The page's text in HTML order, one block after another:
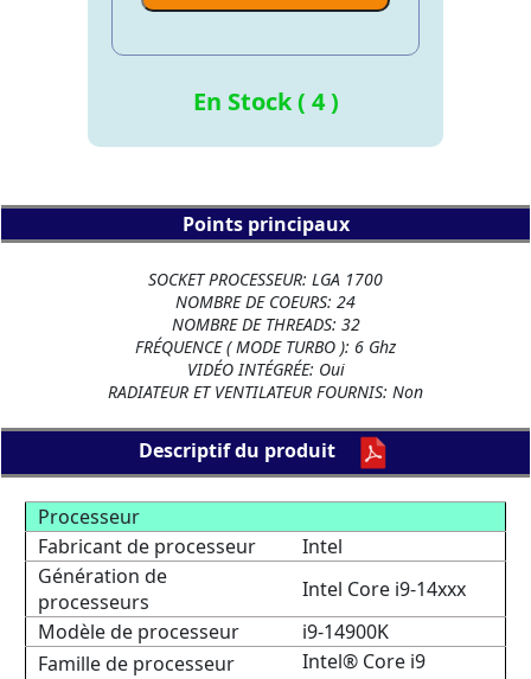
En Stock ( 4 )
Points principaux
SOCKET PROCESSEUR: LGA 1700
NOMBRE DE COEURS: 24
NOMBRE DE THREADS: 32
FRÉQUENCE ( MODE TURBO ): 6 Ghz
VIDÉO INTÉGRÉE: Oui
RADIATEUR ET VENTILATEUR FOURNIS: Non
Descriptif du produit
Processeur
Fabricant de processeur
Intel
Génération de
processeurs
Intel Core i9-14xxx
Modèle de processeur
i9-14900K
Famille de processeur
Intel® Core i9